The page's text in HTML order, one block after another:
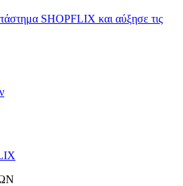
SHOPFLIX και αύξησε τις